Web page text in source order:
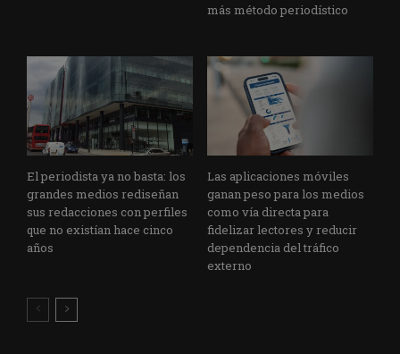
más método periodístico
El periodista ya no basta: los
grandes medios rediseñan
sus redacciones con perfiles
que no existían hace cinco
años
Las aplicaciones móviles
ganan peso para los medios
como vía directa para
fidelizar lectores y reducir
dependencia del tráfico
externo